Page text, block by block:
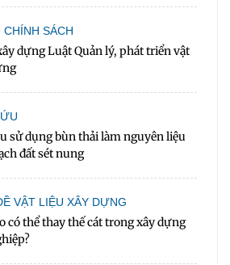
CHÍNH SÁCH
dựng Luật Quản lý, phát triển vật
sử dụng bùn thải làm nguyên liệu
đất sét nung
VẬT LIỆU XÂY DỰNG
có thể thay thế cát trong xây dựng